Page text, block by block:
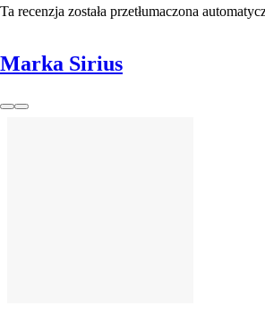
Ta recenzja została przetłumaczona
Marka Sirius